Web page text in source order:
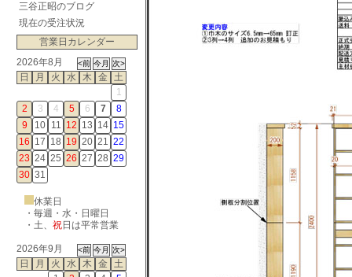
三谷正昭のブログ
現在の受注状況
営業日カレンダー
2026年8月
日
月 火 水 木 金
土
1
2
3 4 5 6 7
8
9
10 11 12 13 14 15
16 17 18 19 20 21 22
23 24 25 26 27 28 29
30 31
休業日
・毎週・水・日曜日
・ 土、 祝日は平常営業
2026年9月
日
月 火 水 木 金
土